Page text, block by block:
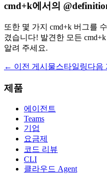
cmd+k에서의
또한 몇 가지 cmd+k 버그를
겼습니다! 발견한 모든
알려 주세요.
← 이전 게시물스타일링다음
제품
에이전트
Teams
기업
요금제
코드 리뷰
CLI
클라우드 Agent